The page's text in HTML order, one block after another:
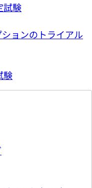
試験
ョンのトライアル
験